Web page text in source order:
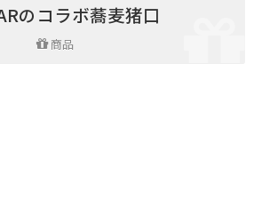
のコラボ蕎麦猪口
商品